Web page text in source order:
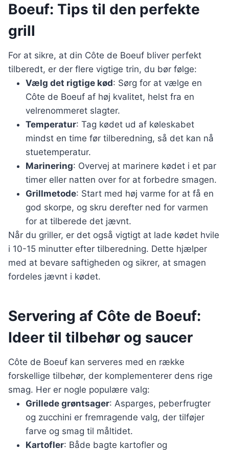
Boeuf: Tips til den perfekte
grill
For at sikre, at din Côte de Boeuf bliver perfekt
tilberedt, er der flere vigtige trin, du bør følge:
Vælg det rigtige kød: Sørg for at vælge en
Côte de Boeuf af høj kvalitet, helst fra en
velrenommeret slagter.
Temperatur: Tag kødet ud af køleskabet
mindst en time før tilberedning, så det kan nå
stuetemperatur.
Marinering: Overvej at marinere kødet i et par
timer eller natten over for at forbedre smagen.
Grillmetode: Start med høj varme for at få en
god skorpe, og skru derefter ned for varmen
for at tilberede det jævnt.
Når du griller, er det også vigtigt at lade kødet hvile
i 10-15 minutter efter tilberedning. Dette hjælper
med at bevare saftigheden og sikrer, at smagen
fordeles jævnt i kødet.
Servering af Côte de Boeuf:
Ideer til tilbehør og saucer
Côte de Boeuf kan serveres med en række
forskellige tilbehør, der komplementerer dens rige
smag. Her er nogle populære valg:
Grillede grøntsager: Asparges, peberfrugter
og zucchini er fremragende valg, der tilføjer
farve og smag til måltidet.
Kartofler: Både bagte kartofler og